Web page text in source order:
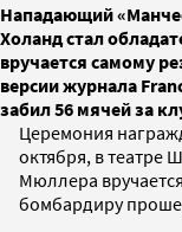
Нападающий
Холанд стал
вручается самому
версии журнала
забил 56 мячей за
Церемония
октября, в театре
Мюллера
бомбардиру